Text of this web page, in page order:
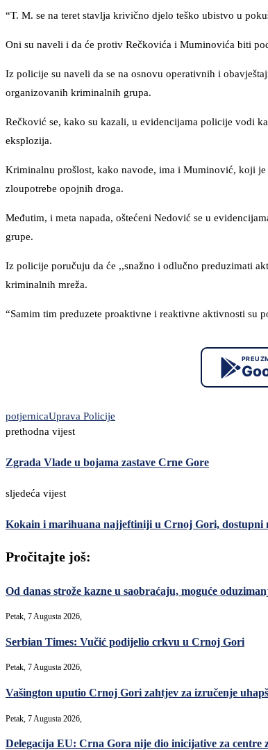
“T. M. se na teret stavlja krivično djelo teško ubistvo u
Oni su naveli i da će protiv Rečkovića i Muminovića biti
Iz policije su naveli da se na osnovu operativnih i
organizovanih kriminalnih grupa.
Rečković se, kako su kazali, u evidencijama policije vodi
eksplozija.
Kriminalnu prošlost, kako navode, ima i Muminović, koji
zloupotrebe opojnih droga.
Međutim, i meta napada, oštećeni Nedović se u
grupe.
Iz policije poručuju da će ,,snažno i odlučno preduzimati
kriminalnih mreža.
“Samim tim preduzete proaktivne i reaktivne aktivnosti su
potjernicaUprava Policije
prethodna vijest
Zgrada Vlade u bojama zastave Crne Gore
sljedeća vijest
Kokain i marihuana najjeftiniji u Crnoj Gori, dostupni
Pročitajte još:
Od danas strože kazne u saobraćaju, moguće
Petak, 7 Augusta 2026,
Serbian Times: Vučić podijelio crkvu u Crnoj Gori
Petak, 7 Augusta 2026,
Vašington uputio Crnoj Gori zahtjev za izručenje
Petak, 7 Augusta 2026,
Delegacija EU: Crna Gora nije dio inicijative za centre